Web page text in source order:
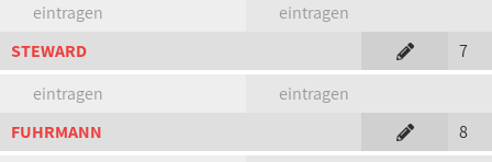
eintragen
eintragen
STEWARD
7
eintragen
eintragen
FUHRMANN
8